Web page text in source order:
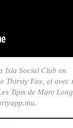
Isla Social Club en
Thirsty Fox, et avec
Tipis de Mare